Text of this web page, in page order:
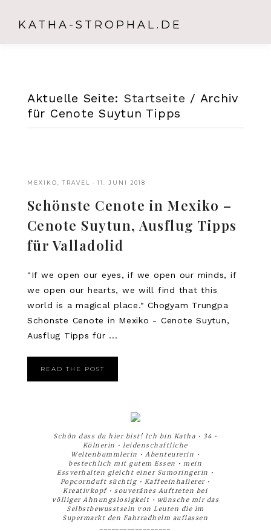
KATHA-STROPHAL.DE
Aktuelle Seite: Startseite / Archiv
für Cenote Suytun Tipps
MEXIKO TRAVEL ·11. JUNI 2018
Schönste Cenote in Mexiko –
Cenote Suytun, Ausflug Tipps
für Valladolid
"If we open our eyes, if we open our minds, if
we open our hearts, we will find that this
world is a magical place." Chogyam Trungpa
Schönste Cenote in Mexiko - Cenote Suytun,
Ausflug Tipps für ...
READ THE POST
Schön dass du hier bist! Ich bin Katha • 34 •
Kölnerin • leidenschaftliche
Weltenbummlerin • Abenteurerin •
bestechlich mit gutem Essen • mein
Essverhalten gleicht einer Sumoringerin •
Popcornduft süchtig • Kaffeeinhalierer •
Kreativkopf • souveränes Auftreten bei
völliger Ahnungslosigkeit • wünsche mir das
Selbstbewusstsein von Leuten die im
Supermarkt den Fahrradhelm auflassen